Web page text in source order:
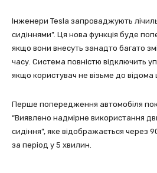
Інженери Tesla запроваджують
сидіннями”. Ця нова функція буде
якщо вони внесуть занадто багато
часу. Система повністю відключить
якщо користувач не візьме до відома
Перше попередження автомобіля
“Виявлено надмірне використання
сидіння”, яке відображається через
за період у 5 хвилин.